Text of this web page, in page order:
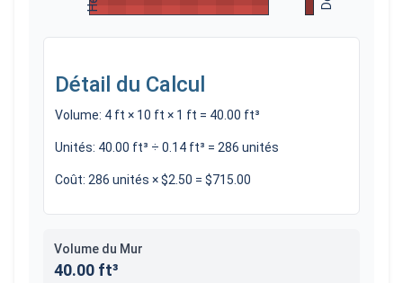
Width:10ft
Détail du Calcul
Volume: 4 ft × 10 ft × 1 ft = 40.00 ft³
Unités: 40.00 ft³ ÷ 0.14 ft³ = 286 unités
Coût: 286 unités ×$2.50 = $715.00
Volume du Mur
40.00 ft³